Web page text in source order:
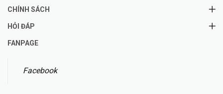
CHÍNH SÁCH
HỎI ĐÁP
FANPAGE
Facebook